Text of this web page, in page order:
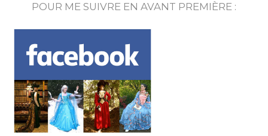
POUR ME SUIVRE EN AVANT PREMIÈRE :